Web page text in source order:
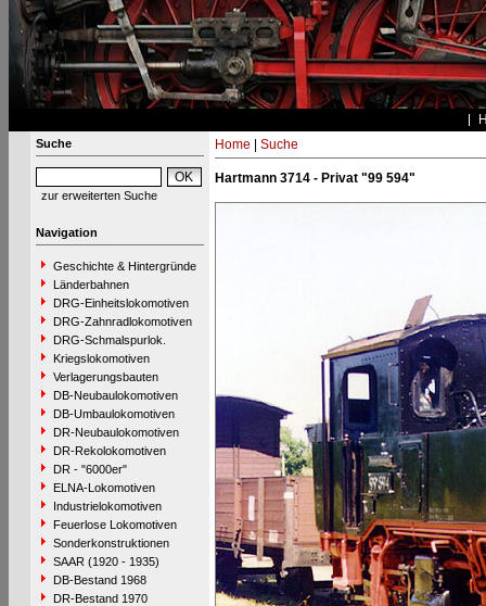
Suche
zur erweiterten Suche
Navigation
Geschichte & Hintergründe
Länderbahnen
DRG-Einheitslokomotiven
DRG-Zahnradlokomotiven
DRG-Schmalspurlok.
Kriegslokomotiven
Verlagerungsbauten
DB-Neubaulokomotiven
DB-Umbaulokomotiven
DR-Neubaulokomotiven
DR-Rekolokomotiven
DR - "6000er"
ELNA-Lokomotiven
Industrielokomotiven
Feuerlose Lokomotiven
Sonderkonstruktionen
SAAR (1920 - 1935)
DB-Bestand 1968
DR-Bestand 1970
Home Suche
Hartmann 3714 - Privat "99 594"